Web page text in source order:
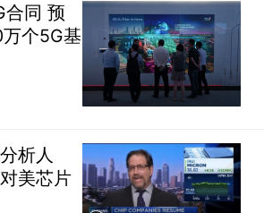
合同 预
个5G基
析人
美芯片